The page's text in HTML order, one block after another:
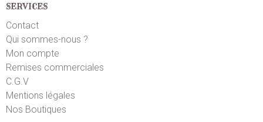
SERVICES
Contact
Qui sommes-nous ?
Mon compte
Remises commerciales
C.G.V
Mentions légales
Nos Boutiques